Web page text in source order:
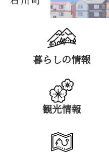
暮らしの情報
観光情報